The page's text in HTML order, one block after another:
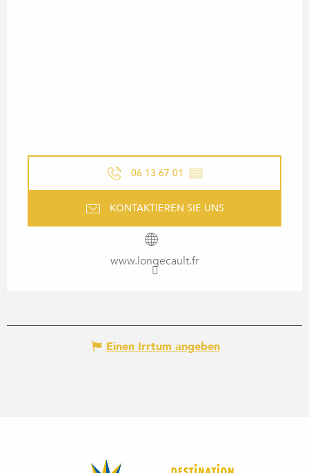
06 13 67 01 ▒▒
KONTAKTIEREN SIE UNS
www.longecault.fr
Einen Irrtum angeben